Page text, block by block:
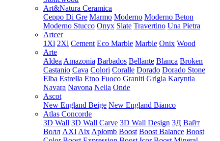
Art&Natura Ceramica
Ceppo Di Gre Marmo Moderno Moderno Beton
Moderno Stucco Onyx Slate Travertino Una Pietra
Artcer
1Xl 2Xl Cement Eco Marble Marble Onix Wood
Arte
Aldea Amazonia Barbados Bellante Blanca Broken
Castanio Cava Colori Coralle Dorado Dorado Stone
Elba Estrella Etno Fuoco Graniti Grigia Karyntia
Navara Navona Nella Onde
Ascot
New England Beige New England Bianco
Atlas Concorde
3D Wall 3D Wall Carve 3D Wall Design 3Д Вайт
Волл AXI Aix Aplomb Boost Boost Balance Boost